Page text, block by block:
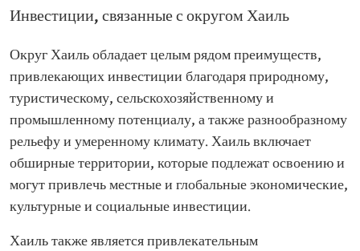
Инвестиции, связанные с округом Хаиль
Округ Хаиль обладает целым рядом преимуществ,
привлекающих инвестиции благодаря природному,
туристическому, сельскохозяйственному и
промышленному потенциалу, а также разнообразному
рельефу и умеренному климату. Хаиль включает
обширные территории, которые подлежат освоению и
могут привлечь местные и глобальные экономические,
культурные и социальные инвестиции.
Хаиль также является привлекательным